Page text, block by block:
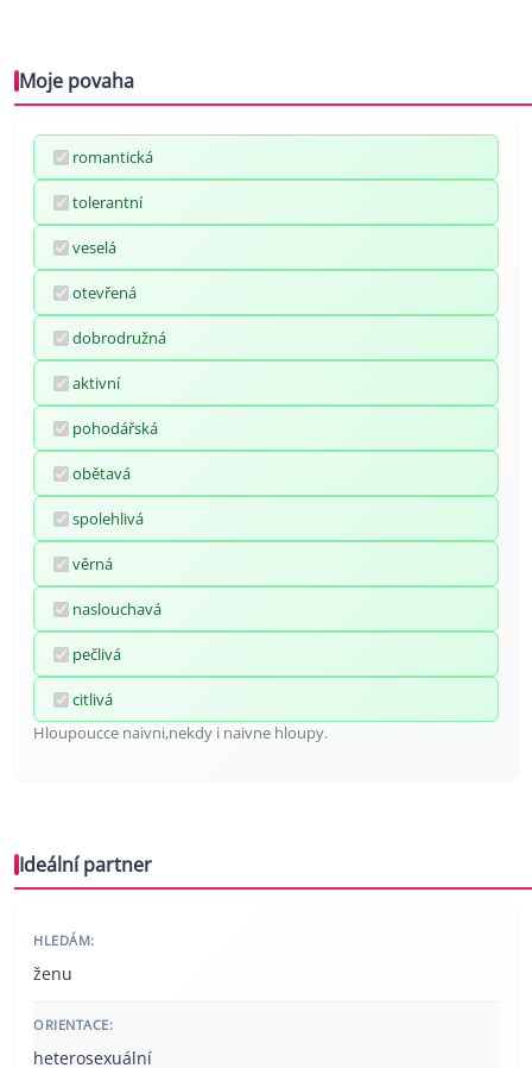
Moje povaha
romantická
tolerantní
veselá
otevřená
dobrodružná
aktivní
pohodářská
obětavá
spolehlivá
věrná
naslouchavá
pečlivá
citlivá
Hloupoucce naivni,nekdy i naivne hloupy.
Ideální partner
HLEDÁM:
ženu
ORIENTACE:
heterosexuální